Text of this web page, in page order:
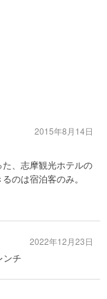
、志摩観光ホテルの
のは宿泊客のみ。
2015年8月14日
ンチ
2022年12月23日